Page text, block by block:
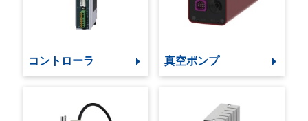
コントローラ 真空ポンプ